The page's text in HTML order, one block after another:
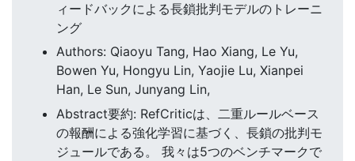
ィードバックによる長鎖批判モデルのトレーニ
ング
Authors: Qiaoyu Tang, Hao Xiang, Le Yu,
Bowen Yu, Hongyu Lin, Yaojie Lu, Xianpei
Han, Le Sun, Junyang Lin,
Abstract要約: RefCriticは、二重ルールベース
の報酬による強化学習に基づく、長鎖の批判モ
ジュールである。 我々は5つのベンチマークで